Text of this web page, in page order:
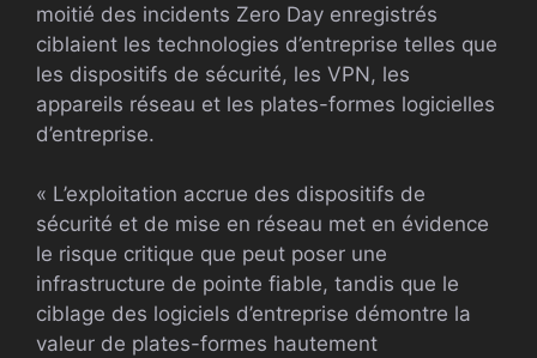
moitié des incidents Zero Day enregistrés
ciblaient les technologies d’entreprise telles que
les dispositifs de sécurité, les VPN, les
appareils réseau et les plates-formes logicielles
d’entreprise.
« L’exploitation accrue des dispositifs de
sécurité et de mise en réseau met en évidence
le risque critique que peut poser une
infrastructure de pointe fiable, tandis que le
ciblage des logiciels d’entreprise démontre la
valeur de plates-formes hautement